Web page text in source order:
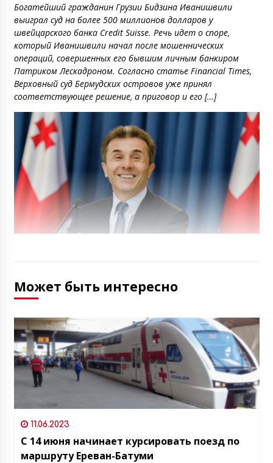
Богатейший гражданин Грузии Бидзина Иванишвили
выиграл суд на более 500 миллионов долларов у
швейцарского банка Credit Suisse. Речь идет о споре,
который Иванишвили начал после мошеннических
операций, совершенных его бывшим личным банкиром
Патриком Лескадроном. Согласно статье Financial Times,
Верховный суд Бермудских островов уже принял
соответствующее решение, а приговор и его […]
Может быть интересно
11.06.2023
С 14 июня начинает курсировать поезд по
маршруту Ереван-Батуми